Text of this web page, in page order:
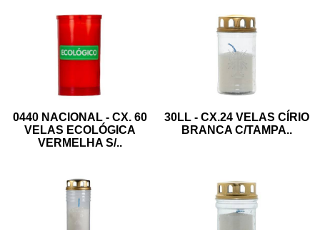
0440 NACIONAL - CX. 60
VELAS ECOLÓGICA
VERMELHA S/..
30LL - CX.24 VELAS CÍRIO
BRANCA C/TAMPA..